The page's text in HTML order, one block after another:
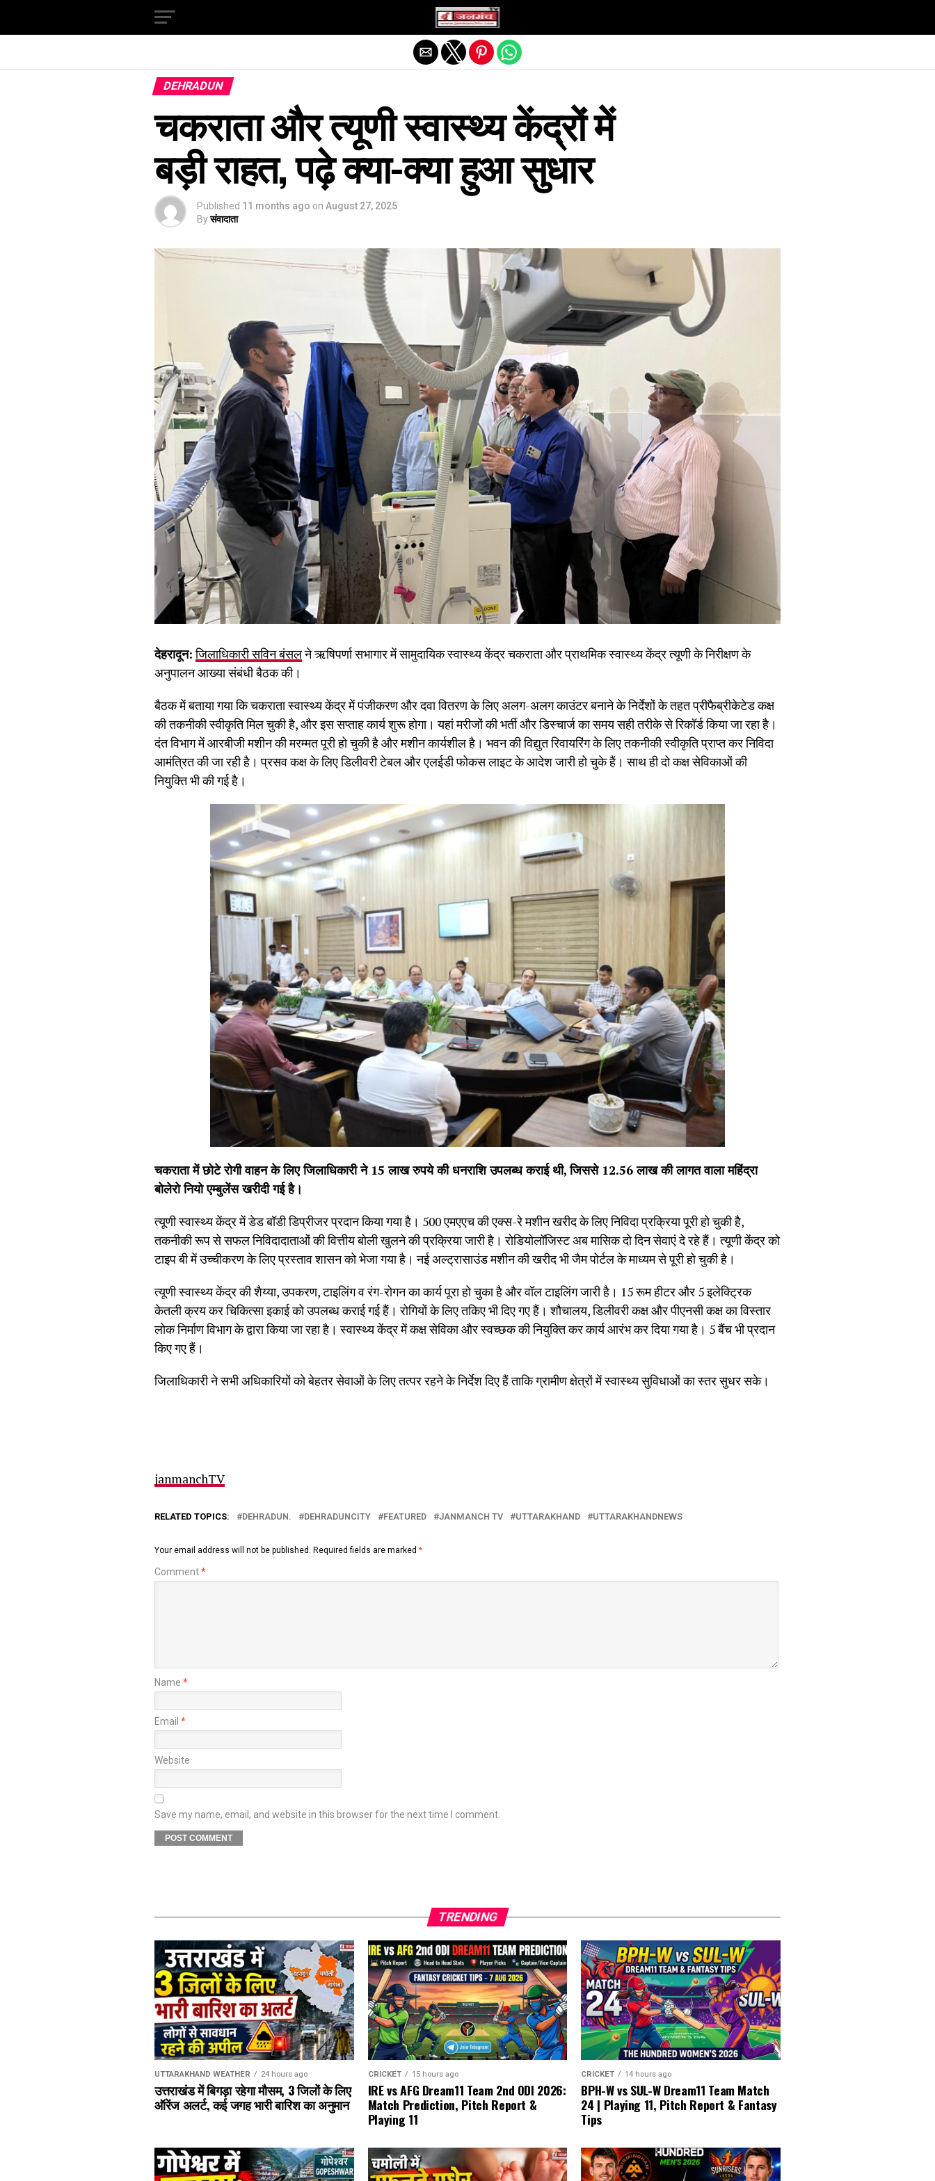
DEHRADUN
चकराता और त्यूणी स्वास्थ्य केंद्रों में
बड़ी राहत, पढ़े क्या-क्या हुआ सुधार
Published 11 months ago on August 27, 2025
Byसंवादाता
देहरादून: जिलाधिकारी सविन बंसलने ऋषिपर्णा सभागार में सामुदायिक स्वास्थ्य केंद्र चकराता और प्राथमिक स्वास्थ्य केंद्र त्यूणी के निरीक्षण के
अनुपालन आख्या संबंधी बैठक की।
बैठक में बताया गया कि चकराता स्वास्थ्य केंद्र में पंजीकरण और दवा वितरण के लिए अलग-अलग काउंटर बनाने के निर्देशों के तहत प्रीफैब्रीकेटेड कक्ष
की तकनीकी स्वीकृति मिल चुकी है, और इस सप्ताह कार्य शुरू होगा। यहां मरीजों की भर्ती और डिस्चार्ज का समय सही तरीके से रिकॉर्ड किया जा रहा है।
दंत विभाग में आरबीजी मशीन की मरम्मत पूरी हो चुकी है और मशीन कार्यशील है। भवन की विद्युत रिवायरिंग के लिए तकनीकी स्वीकृति प्राप्त कर निविदा
आमंत्रित की जा रही है। प्रसव कक्ष के लिए डिलीवरी टेबल और एलईडी फोकस लाइट के आदेश जारी हो चुके हैं। साथ ही दो कक्ष सेविकाओं की
नियुक्ति भी की गई है।
चकराता में छोटे रोगी वाहन के लिए जिलाधिकारी ने 15 लाख रुपये की धनराशि उपलब्ध कराई थी, जिससे 12.56 लाख की लागत वाला महिंद्रा
बोलेरो नियो एम्बुलेंस खरीदी गई है।
त्यूणी स्वास्थ्य केंद्र में डेड बॉडी डिप्रीजर प्रदान किया गया है। 500 एमएएच की एक्स-रे मशीन खरीद के लिए निविदा प्रक्रिया पूरी हो चुकी है,
तकनीकी रूप से सफल निविदादाताओं की वित्तीय बोली खुलने की प्रक्रिया जारी है। रोडियोलॉजिस्ट अब मासिक दो दिन सेवाएं दे रहे हैं। त्यूणी केंद्र को
टाइप बी में उच्चीकरण के लिए प्रस्ताव शासन को भेजा गया है। नई अल्ट्रासाउंड मशीन की खरीद भी जैम पोर्टल के माध्यम से पूरी हो चुकी है।
त्यूणी स्वास्थ्य केंद्र की शैय्या, उपकरण, टाइलिंग व रंग-रोगन का कार्य पूरा हो चुका है और वॉल टाइलिंग जारी है। 15 रूम हीटर और 5 इलेक्ट्रिक
केतली क्रय कर चिकित्सा इकाई को उपलब्ध कराई गई हैं। रोगियों के लिए तकिए भी दिए गए हैं। शौचालय, डिलीवरी कक्ष और पीएनसी कक्ष का विस्तार
लोक निर्माण विभाग के द्वारा किया जा रहा है। स्वास्थ्य केंद्र में कक्ष सेविका और स्वच्छक की नियुक्ति कर कार्य आरंभ कर दिया गया है। 5 बैंच भी प्रदान
किए गए हैं।
जिलाधिकारी ने सभी अधिकारियों को बेहतर सेवाओं के लिए तत्पर रहने के निर्देश दिए हैं ताकि ग्रामीण क्षेत्रों में स्वास्थ्य सुविधाओं का स्तर सुधर सके।
janmanchTV
RELATED TOPICS: DEHRADUN. DEHRADUNCITY FEATURED JANMANCH TV UTTARAKHAND UTTARAKHANDNEWS
Your email address will not be published. Required fields are marked *
Comment*
Name *
Email *
Website
Save my name, email, and website in this browser for the next time I comment.
TRENDING
UTTARAKHAND WEATHER 24 hours ago
उत्तराखंड में बिगड़ा रहेगा मौसम, 3 जिलों के लिए
ऑरेंज अलर्ट, कई जगह भारी बारिश का अनुमान
CRICKET 15 hours ago
IRE vs AFG Dream11 Team 2nd ODI 2026:
Match Prediction, Pitch Report &
Playing 11
CRICKET 14 hours ago
BPH-W vs SUL-W Dream11 Team Match
24 | Playing 11, Pitch Report & Fantasy
Tips
Exit mobile version